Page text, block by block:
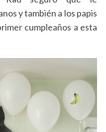
y también a los papis
cumpleaños a esta